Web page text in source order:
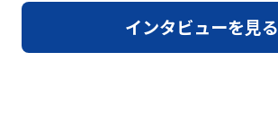
インタビューを見る